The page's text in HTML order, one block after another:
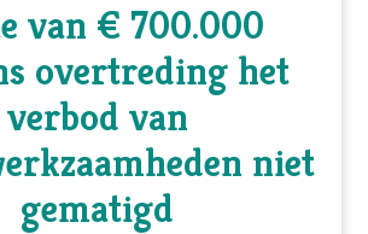
van € 700.000
overtreding het
verbod van
niet
gematigd